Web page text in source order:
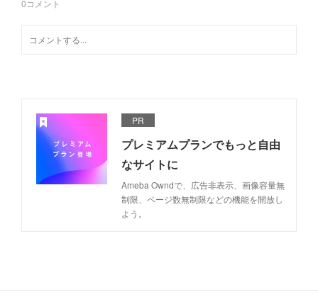
0コメント
PR
プレミアムプランでもっと自由
なサイトに
Ameba Owndで、広告非表示、画像容量無
制限、ページ数無制限などの機能を開放し
よう。